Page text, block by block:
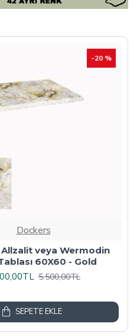
-20 %
Dockers
Masa Tablası 80X60 -
Akçaağaç
6.000,00TL
SEPETE EKLE